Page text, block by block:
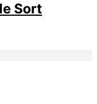
Sort